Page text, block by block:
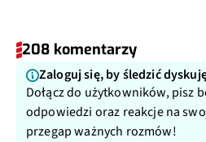
208 komentarzy
Zaloguj się, by śledzić
Dołącz do użytkowników, pisz
odpowiedzi oraz reakcje na
przegap ważnych rozmów!